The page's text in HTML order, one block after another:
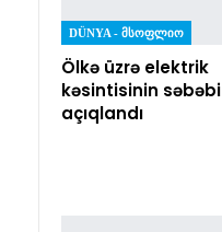
DÜNYA - ᲛᲡᲝᲤᲚᲘᲝ
Ölkə üzrə elektrik
kəsintisinin səbəbi
açıqlandı